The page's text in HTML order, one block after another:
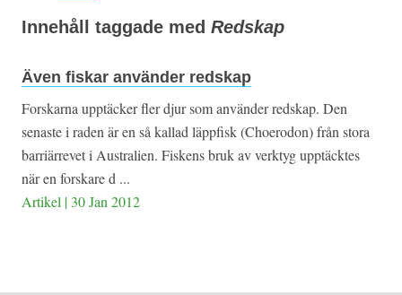
Innehåll taggade med Redskap
Även fiskar använder redskap
Forskarna upptäcker fler djur som använder redskap. Den
senaste i raden är en så kallad läppfisk (Choerodon) från stora
barriärrevet i Australien. Fiskens bruk av verktyg upptäcktes
när en forskare d ...
Artikel | 30 Jan 2012